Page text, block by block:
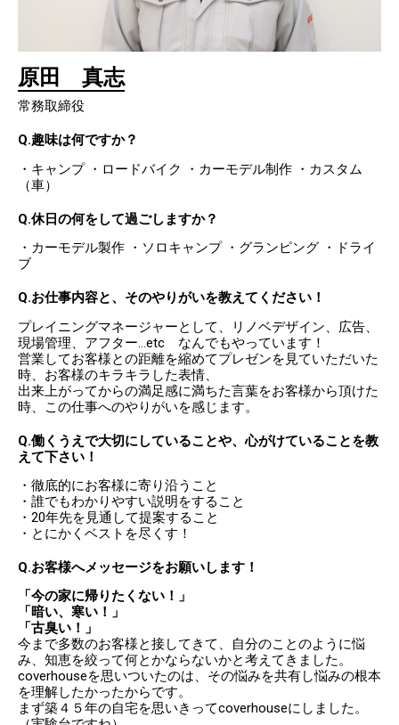
原田 真志
常務取締役
Q.趣味は何ですか？
・キャンプ ・ロードバイク ・カーモデル制作 ・カスタム
（車）
Q.休日の何をして過ごしますか？
・カーモデル製作 ・ソロキャンプ ・グランピング ・ドライ
ブ
Q.お仕事内容と、そのやりがいを教えてください！
プレイニングマネージャーとして、リノベデザイン、広告、
現場管理、アフター…etc なんでもやっています！
営業してお客様との距離を縮めてプレゼンを見ていただいた
時、お客様のキラキラした表情、
出来上がってからの満足感に満ちた言葉をお客様から頂けた
時、この仕事へのやりがいを感じます。
Q.働くうえで大切にしていることや、心がけていることを教
えて下さい！
・徹底的にお客様に寄り沿うこと
・誰でもわかりやすい説明をすること
・20年先を見通して提案すること
・とにかくベストを尽くす！
Q.お客様へメッセージをお願いします！
「今の家に帰りたくない！」
「暗い、寒い！」
「古臭い！」
今まで多数のお客様と接してきて、自分のことのように悩
み、知恵を絞って何とかならないかと考えてきました。
coverhouseを思いついたのは、その悩みを共有し悩みの根本
を理解したかったからです。
まず築４５年の自宅を思いきってcoverhouseにしました。